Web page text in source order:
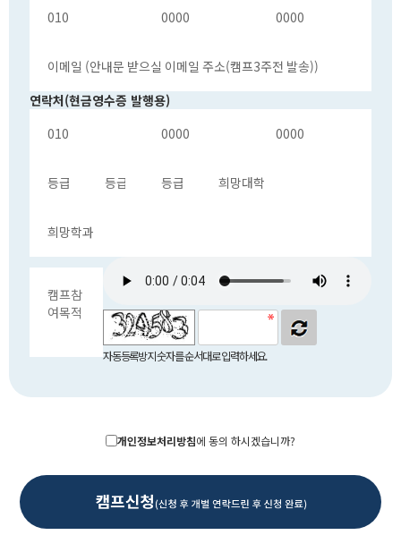
연락처(현금영수증 발행용)
자동등록방지 숫자를 순서대로 입력하세요.
개인정보처리방침에 동의 하시겠습니까?